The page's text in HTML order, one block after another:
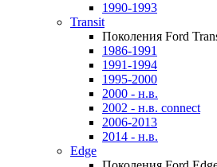
1990-1993
Transit
Поколения Ford
1986-1991
1991-1994
1995-2000
2000 - н.в.
2002 - н.в. connect
2006-2013
2014 - н.в.
Edge